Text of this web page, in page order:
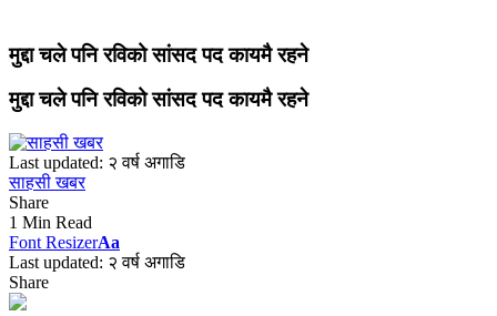
मुद्दा चले पनि रविको सांसद पद कायमै रहने
मुद्दा चले पनि रविको सांसद पद कायमै रहने
Last updated: २ वर्ष अगाडि
साहसी खबर
Share
1 Min Read
Font ResizerAa
Last updated: २ वर्ष अगाडि
Share